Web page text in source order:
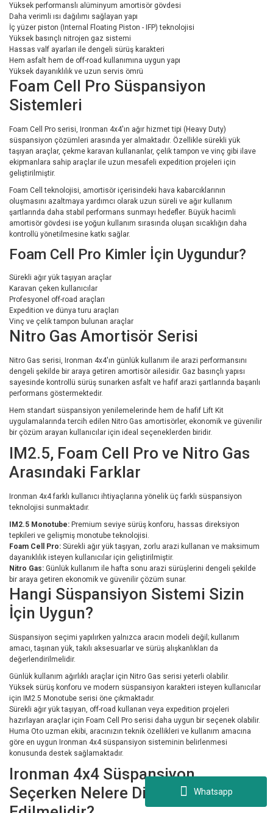
Whatsapp
Yüksek performanslı alüminyum amortisör gövdesi
Daha verimli ısı dağılımı sağlayan yapı
İç yüzer piston (Internal Floating Piston - IFP) teknolojisi
Yüksek basınçlı nitrojen gaz sistemi
Hassas valf ayarları ile dengeli sürüş karakteri
Hem asfalt hem de off-road kullanımına uygun yapı
Yüksek dayanıklılık ve uzun servis ömrü
Foam Cell Pro Süspansiyon
Sistemleri
Foam Cell Pro serisi, Ironman 4x4'ın ağır hizmet tipi (Heavy Duty)
süspansiyon çözümleri arasında yer almaktadır. Özellikle sürekli yük
taşıyan araçlar, çekme karavan kullananlar, çelik tampon ve vinç gibi ilave
ekipmanlara sahip araçlar ile uzun mesafeli expedition projeleri için
geliştirilmiştir.
Foam Cell teknolojisi, amortisör içerisindeki hava kabarcıklarının
oluşmasını azaltmaya yardımcı olarak uzun süreli ve ağır kullanım
şartlarında daha stabil performans sunmayı hedefler. Büyük hacimli
amortisör gövdesi ise yoğun kullanım sırasında oluşan sıcaklığın daha
kontrollü yönetilmesine katkı sağlar.
Foam Cell Pro Kimler İçin Uygundur?
Sürekli ağır yük taşıyan araçlar
Karavan çeken kullanıcılar
Profesyonel off-road araçları
Expedition ve dünya turu araçları
Vinç ve çelik tampon bulunan araçlar
Nitro Gas Amortisör Serisi
Nitro Gas serisi, Ironman 4x4'ın günlük kullanım ile arazi performansını
dengeli şekilde bir araya getiren amortisör ailesidir. Gaz basınçlı yapısı
sayesinde kontrollü sürüş sunarken asfalt ve hafif arazi şartlarında başarılı
performans göstermektedir.
Hem standart süspansiyon yenilemelerinde hem de hafif Lift Kit
uygulamalarında tercih edilen Nitro Gas amortisörler, ekonomik ve güvenilir
bir çözüm arayan kullanıcılar için ideal seçeneklerden biridir.
IM2.5, Foam Cell Pro ve Nitro Gas
Arasındaki Farklar
Ironman 4x4 farklı kullanıcı ihtiyaçlarına yönelik üç farklı süspansiyon
teknolojisi sunmaktadır.
IM2.5 Monotube: Premium seviye sürüş konforu, hassas direksiyon
tepkileri ve gelişmiş monotube teknolojisi.
Foam Cell Pro: Sürekli ağır yük taşıyan, zorlu arazi kullanan ve maksimum
dayanıklılık isteyen kullanıcılar için geliştirilmiştir.
Nitro Gas: Günlük kullanım ile hafta sonu arazi sürüşlerini dengeli şekilde
bir araya getiren ekonomik ve güvenilir çözüm sunar.
Hangi Süspansiyon Sistemi Sizin
İçin Uygun?
Süspansiyon seçimi yapılırken yalnızca aracın modeli değil; kullanım
amacı, taşınan yük, takılı aksesuarlar ve sürüş alışkanlıkları da
değerlendirilmelidir.
Günlük kullanım ağırlıklı araçlar için Nitro Gas serisi yeterli olabilir.
Yüksek sürüş konforu ve modern süspansiyon karakteri isteyen kullanıcılar
için IM2.5 Monotube serisi öne çıkmaktadır.
Sürekli ağır yük taşıyan, off-road kullanan veya expedition projeleri
hazırlayan araçlar için Foam Cell Pro serisi daha uygun bir seçenek olabilir.
Huma Oto uzman ekibi, aracınızın teknik özellikleri ve kullanım amacına
göre en uygun Ironman 4x4 süspansiyon sisteminin belirlenmesi
konusunda destek sağlamaktadır.
Ironman 4x4 Süspansiyon
Seçerken Nelere Dikkat